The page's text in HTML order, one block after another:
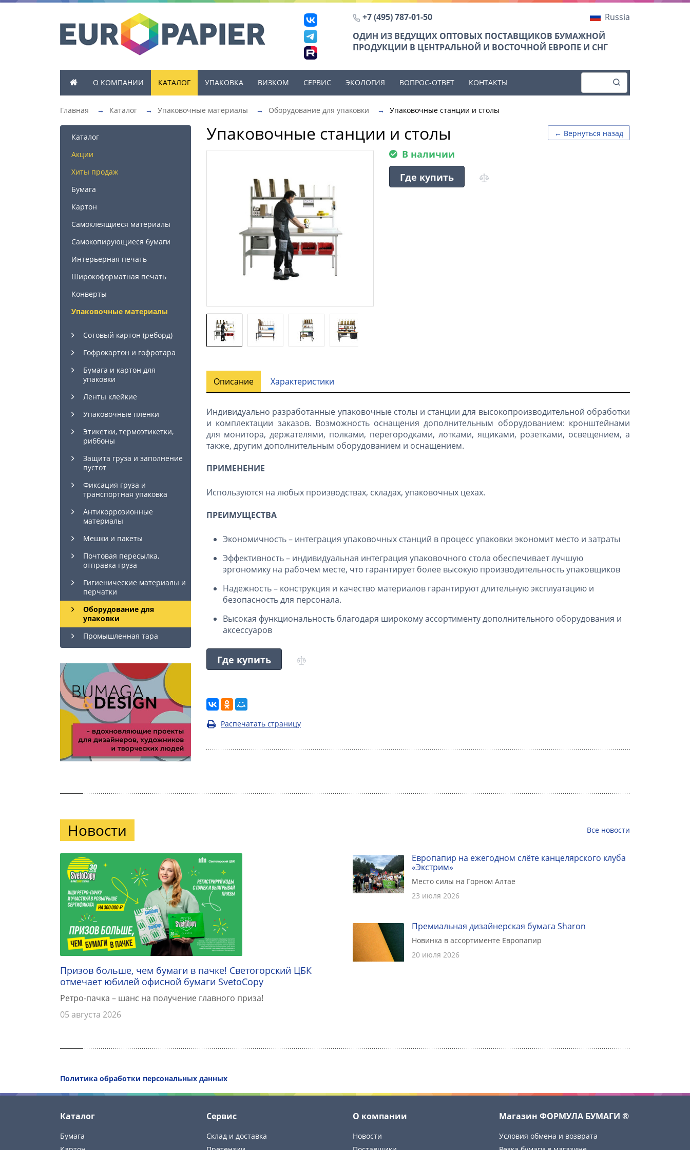
+7 (495) 787-01-50
Russia
ОДИН ИЗ ВЕДУЩИХ ОПТОВЫХ ПОСТАВЩИКОВ БУМАЖНОЙ
ПРОДУКЦИИ В ЦЕНТРАЛЬНОЙ И ВОСТОЧНОЙ ЕВРОПЕ И СНГ
О КОМПАНИИ КАТАЛОГ УПАКОВКА ВИЗКОМ СЕРВИС ЭКОЛОГИЯ ВОПРОС-ОТВЕТ КОНТАКТЫ
Главная → Каталог → Упаковочные материалы → Оборудование для упаковки → Упаковочные станции и столы
Каталог
Акции
Хиты продаж
Бумага
Картон
Самоклеящиеся материалы
Самокопирующиеся бумаги
Интерьерная печать
Широкоформатная печать
Конверты
Упаковочные материалы
Сотовый картон (реборд)
Гофрокартон и гофротара
Бумага и картон для
упаковки
Ленты клейкие
Упаковочные пленки
Этикетки, термоэтикетки,
риббоны
Защита груза и заполнение
пустот
Фиксация груза и
транспортная упаковка
Антикоррозионные
материалы
Мешки и пакеты
Почтовая пересылка,
отправка груза
Гигиенические материалы и
перчатки
Оборудование для
упаковки
Промышленная тара
← Вернуться назад
Упаковочные станции и столы
В наличии
Где купить
Описание Характеристики
Индивидуально разработанные упаковочные столы и станции для высокопроизводительной обработки
и комплектации заказов. Возможность оснащения дополнительным оборудованием: кронштейнами
для монитора, держателями, полками, перегородками, лотками, ящиками, розетками, освещением, а
также, другим дополнительным оборудованием и оснащением.
ПРИМЕНЕНИЕ
Используются на любых производствах, складах, упаковочных цехах.
ПРЕИМУЩЕСТВА
Экономичность – интеграция упаковочных станций в процесс упаковки экономит место и затраты
Эффективность – индивидуальная интеграция упаковочного стола обеспечивает лучшую
эргономику на рабочем месте, что гарантирует более высокую производительность упаковщиков
Надежность – конструкция и качество материалов гарантируют длительную эксплуатацию и
безопасность для персонала.
Высокая функциональность благодаря широкому ассортименту дополнительного оборудования и
аксессуаров
Где купить
Распечатать страницу
Новости Все новости
Призов больше, чем бумаги в пачке! Светогорский ЦБК
отмечает юбилей офисной бумаги SvetoCopy
Ретро-пачка – шанс на получение главного приза!
05 августа 2026
Европапир на ежегодном слёте канцелярского клуба
«Экстрим»
Место силы на Горном Алтае
23 июля 2026
Премиальная дизайнерская бумага Sharon
Новинка в ассортименте Европапир
20 июля 2026
Политика обработки персональных данных
Каталог
Бумага
Сервис
Склад и доставка
О компании
Новости
Магазин ФОРМУЛА БУМАГИ ®
Условия обмена и возврата